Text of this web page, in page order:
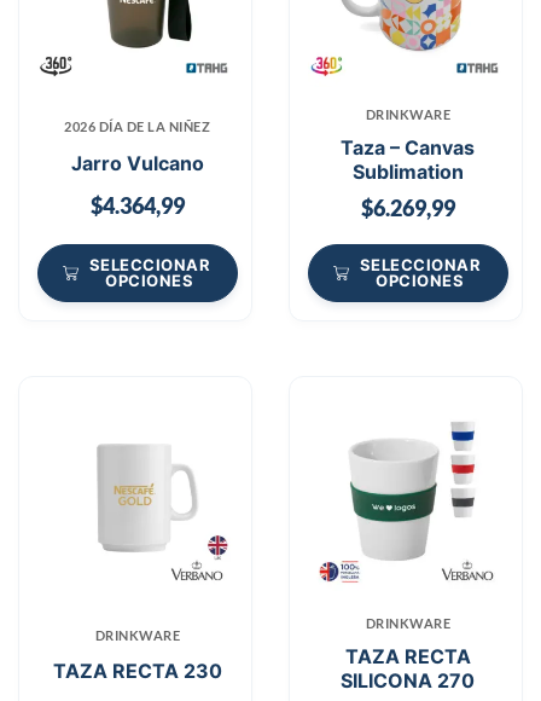
2026 DÍA DE LA NIÑEZ
Jarro Vulcano
$4.364,99
SELECCIONAR
OPCIONES
DRINKWARE
Taza – Canvas
Sublimation
$6.269,99
SELECCIONAR
OPCIONES
DRINKWARE
TAZA RECTA 230
DRINKWARE
TAZA RECTA
SILICONA 270